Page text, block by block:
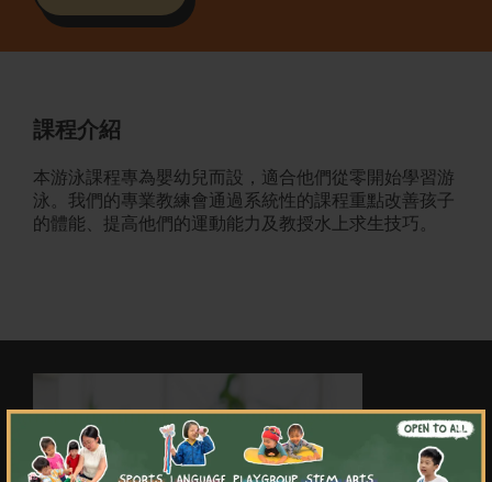
×
課程介紹
本游泳課程專為嬰幼兒而設，適合他們從零開始學習游
泳。我們的專業教練會通過系統性的課程重點改善孩子
的體能、提高他們的運動能力及教授水上求生技巧。